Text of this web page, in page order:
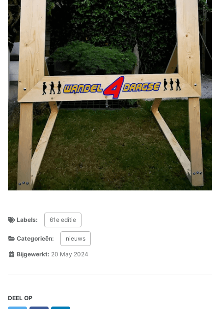
Labels: 61e editie
Categorieën: nieuws
Bijgewerkt: 20 May 2024
DEEL OP